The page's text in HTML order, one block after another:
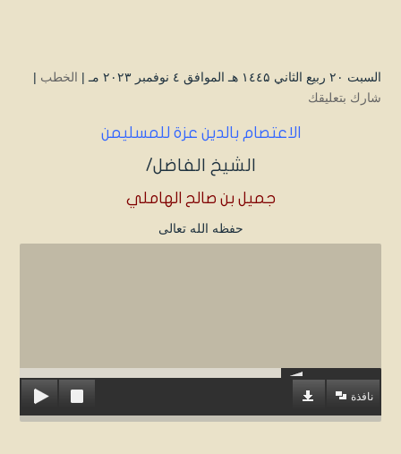
السبت ۲۰ ربيع الثاني ۱٤٤۵ هـ الموافق ٤ نوفمبر ۲۰۲۳ مـ | الخطب |
شارك بتعليقك
الاعتصام بالدين عزة للمسليمن
الشيخ الفاضل/
جميل بن صالح الهاملي
حفظه الله تعالى
نافذة